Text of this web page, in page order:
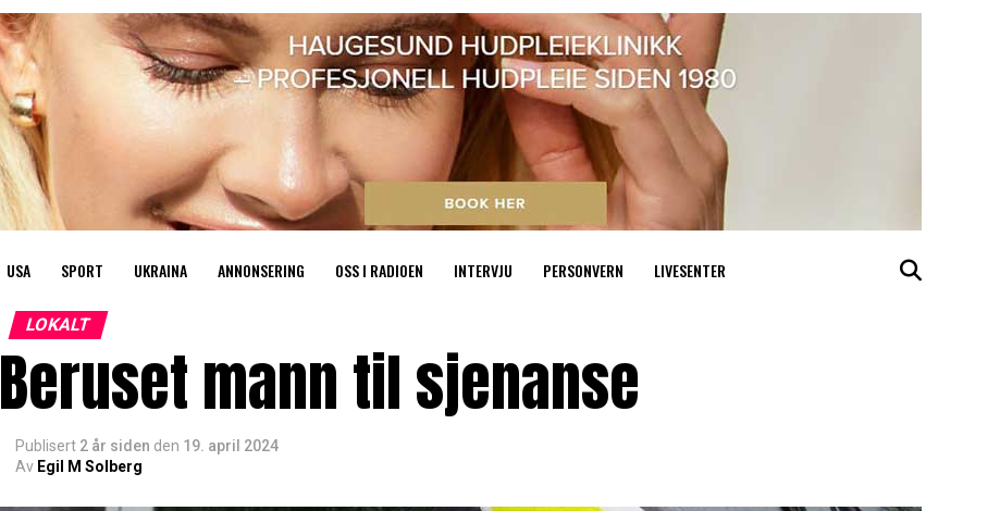
USA SPORT UKRAINA ANNONSERING OSS I RADIOEN INTERVJU PERSONVERN LIVESENTER
LOKALT
Beruset mann til sjenanse
Publisert 2 år siden den 19. april 2024
Av Egil M Solberg